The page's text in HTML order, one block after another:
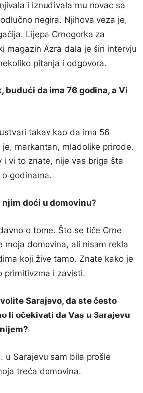
i iznuđivala mu novac sa
negira. Njihova veza je,
Lijepa Crnogorka za
magazin Azra dala je širi intervju
pitanja i odgovora.
budući da ima 76 godina, a Vi
takav kao da ima 56
je, markantan, mladolike prirode.
i vi to znate, nije vas briga šta
godinama.
doći u domovinu?
o tome. Što se tiče Crne
moja domovina, ali nisam rekla
koji žive tamo. Znate kako je
primitivzma i zavisti.
Sarajevo, da ste često
li očekivati da Vas u Sarajevu
u Sarajevu sam bila prošle
treća domovina.